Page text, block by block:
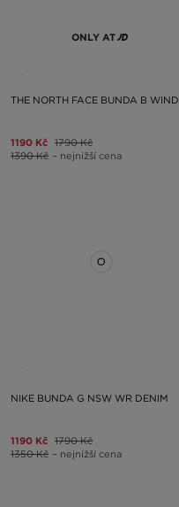
ONLY AT
THE NORTH FACE BUNDA B WIND
1190 Kč 1790 Kč
1390 Kč – nejnižší cena
NIKE BUNDA G NSW WR DENIM
1190 Kč 1790 Kč
1350 Kč – nejnižší cena